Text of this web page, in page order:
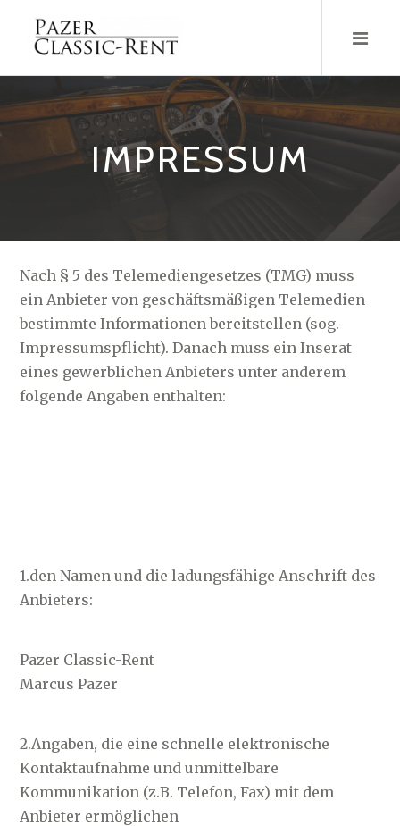
Inhalt
IMPRESSUM
Nach § 5 des Telemediengesetzes (TMG) muss
ein Anbieter von geschäftsmäßigen Telemedien
bestimmte Informationen bereitstellen (sog.
Impressumspflicht). Danach muss ein Inserat
eines gewerblichen Anbieters unter anderem
folgende Angaben enthalten:
1.den Namen und die ladungsfähige Anschrift des
Anbieters:
Pazer Classic-Rent
Marcus Pazer
2.Angaben, die eine schnelle elektronische
Kontaktaufnahme und unmittelbare
Kommunikation (z.B. Telefon, Fax) mit dem
Anbieter ermöglichen